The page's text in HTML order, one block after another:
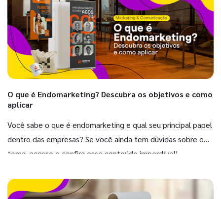
O que é Endomarketing? Descubra os objetivos e como
aplicar
Você sabe o que é endomarketing e qual seu principal papel
dentro das empresas? Se você ainda tem dúvidas sobre o
tema, acesse e confira esse conteúdo imperdível!